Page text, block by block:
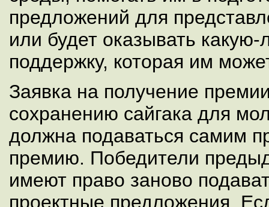
предложений для
или будет оказывать какую-
поддержку, которая им
Заявка на получение
сохранению сайгака для
должна подаваться самим
премию. Победители
имеют право заново
проектные предложения.